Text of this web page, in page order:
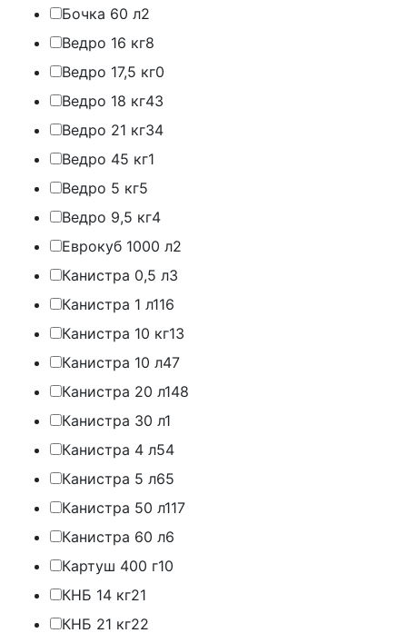
Бочка 60 л2
Ведро 16 кг8
Ведро 17,5 кг0
Ведро 18 кг43
Ведро 21 кг34
Ведро 45 кг1
Ведро 5 кг5
Ведро 9,5 кг4
Еврокуб 1000 л2
Канистра 0,5 л3
Канистра 1 л116
Канистра 10 кг13
Канистра 10 л47
Канистра 20 л148
Канистра 30 л1
Канистра 4 л54
Канистра 5 л65
Канистра 50 л117
Канистра 60 л6
Картуш 400 г10
КНБ 14 кг21
КНБ 21 кг22